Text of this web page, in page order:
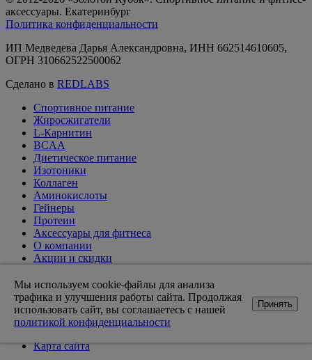
аксессуары. Екатеринбург
Политика конфиденциальности
ИП Медведева Дарья Александровна, ИНН 662514610605,
ОГРН 310662522500062
Сделано в REDLABS
Спортивное питание
Жиросжигатели
L-Карнитин
BCAA
Диетическое питание
Изотоники
Коллаген
Аминокислоты
Гейнеры
Протеин
Аксессуары для фитнеса
О компании
Акции и скидки
Доставка и оплата
Оптовикам
Статьи
Возврат товара
Карта сайта
Мы используем cookie-файлы для анализа
трафика и улучшения работы сайта. Продолжая
использовать сайт, вы соглашаетесь с нашей
политикой конфиденциальности
Принять